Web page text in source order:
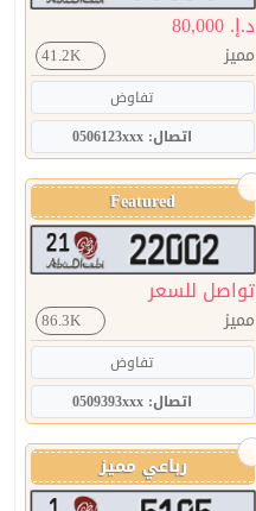
د.إ. 80,000
مميز 41.2K
تفاوض
اتصال: 0506123xxx
Featured
تواصل للسعر
مميز 86.3K
تفاوض
اتصال: 0509393xxx
رباعي مميز